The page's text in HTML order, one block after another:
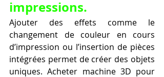
impressions.
Ajouter des effets comme le
changement de couleur en cours
d’impression ou l’insertion de pièces
intégrées permet de créer des objets
uniques. Acheter machine 3D pour